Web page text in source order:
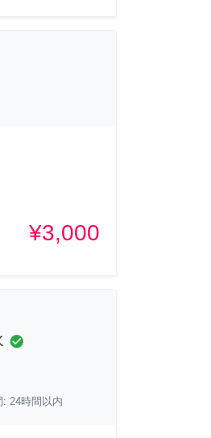
¥3,000
check_circle
: 24時間以内